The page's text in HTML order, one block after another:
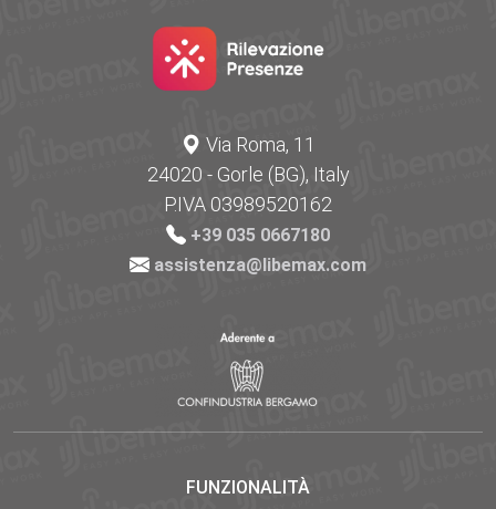
Via Roma, 11
24020 - Gorle (BG), Italy
P.IVA 03989520162
+39 035 0667180
assistenza@libemax.com
FUNZIONALITÀ